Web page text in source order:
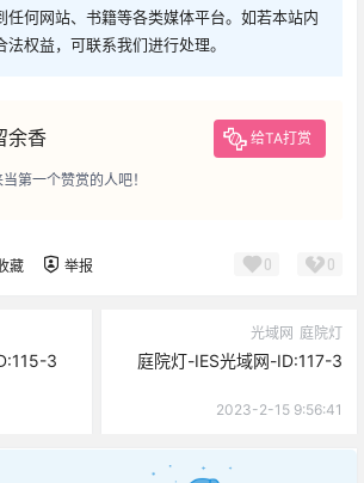
任何网站、书籍等各类媒体平台。如若本站内
权益，可联系我们进行处理。
余香 给TA打赏
第一个赞赏的人吧！
藏 举报 0 0
3
光域网 庭院灯
庭院灯-IES光域网-ID:117-3
2023-2-15 9:56:41